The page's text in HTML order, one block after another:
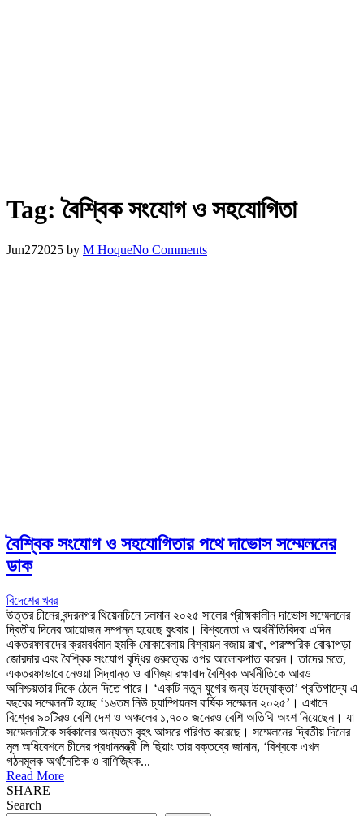
Tag:বৈশ্বিক সংযোগ ও সহযোগিতা
Jun272025 by M HoqueNo Comments
বৈশ্বিক সংযোগ ও সহযোগিতার পথে দাভোস সম্মেলনের
ডাক
বিদেশের খবর
উত্তর চীনের বন্দরনগর থিয়েনচিনে চলমান ২০২৫ সালের গ্রীষ্মকালীন দাভোস সম্মেলনের
দ্বিতীয় দিনের আয়োজন সম্পন্ন হয়েছে বুধবার। বিশ্বনেতা ও অর্থনীতিবিদরা এদিন
একতরফাবাদের ক্রমবর্ধমান হুমকি মোকাবেলায় বিশ্বায়ন বজায় রাখা, পারস্পরিক বোঝাপড়া
জোরদার এবং বৈশ্বিক সংযোগ বৃদ্ধির গুরুত্বের ওপর আলোকপাত করেন। তাদের মতে,
একতরফাভাবে নেওয়া সিদ্ধান্ত ও বাণিজ্য রক্ষাবাদ বৈশ্বিক অর্থনীতিকে আরও
অনিশ্চয়তার দিকে ঠেলে দিতে পারে। ‘একটি নতুন যুগের জন্য উদ্যোক্তা’ প্রতিপাদ্যে এ
বছরের সম্মেলনটি হচ্ছে ‘১৬তম নিউ চ্যাম্পিয়নস বার্ষিক সম্মেলন ২০২৫’। এখানে
বিশ্বের ৯০টিরও বেশি দেশ ও অঞ্চলের ১,৭০০ জনেরও বেশি অতিথি অংশ নিয়েছেন। যা
সম্মেলনটিকে সর্বকালের অন্যতম বৃহৎ আসরে পরিণত করেছে। সম্মেলনের দ্বিতীয় দিনের
মূল অধিবেশনে চীনের প্রধানমন্ত্রী লি ছিয়াং তার বক্তব্যে জানান, ‘বিশ্বকে এখন
গঠনমূলক অর্থনৈতিক ও বাণিজ্যিক...
Read More
SHARE
Search